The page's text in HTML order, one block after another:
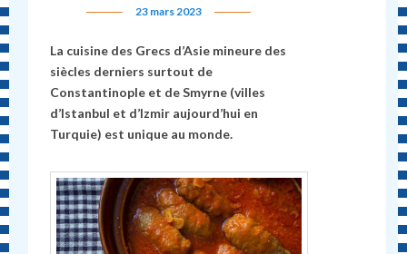
23 mars 2023
La cuisine des Grecs d’Asie mineure des
siècles derniers surtout de
Constantinople et de Smyrne (villes
d’Istanbul et d’Izmir aujourd’hui en
Turquie) est unique au monde.